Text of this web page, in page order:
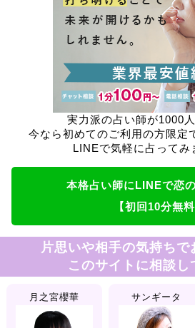
実力派の占い師が1000
今なら初めてのご利用の方限定
LINEで気軽に占ってみ
本格占い師にLINEで恋
【初回10分無料
片思いや相手の気持ちで
このサイトに相談し
月之宮櫻華 サンギータ